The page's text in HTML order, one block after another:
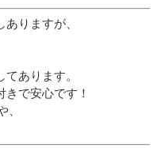
りますが、
あります。
で安心です！
、